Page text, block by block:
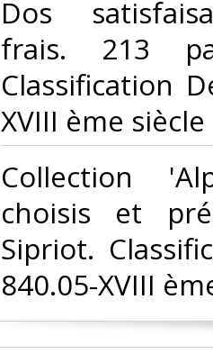
Dos
frais. 213
Classification
XVIII ème siècle‎
‎Collection
choisis et
Sipriot.
840.05-XVIII